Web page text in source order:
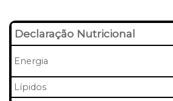
Declaração Nutricional
Energia
Lípidos